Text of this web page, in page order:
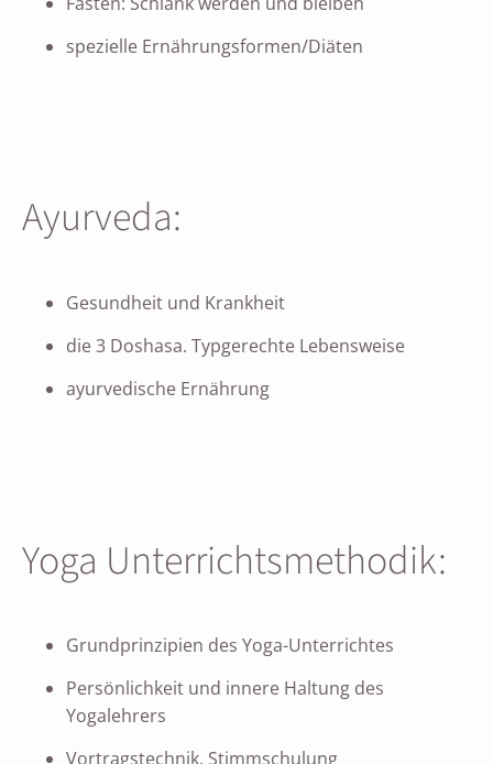
spezielle Ernährungsformen/Diäten
Ayurveda:
Gesundheit und Krankheit
die 3 Doshasa. Typgerechte Lebensweise
ayurvedische Ernährung
Yoga Unterrichtsmethodik:
Grundprinzipien des Yoga-Unterrichtes
Persönlichkeit und innere Haltung des
Yogalehrers
Vortragstechnik, Stimmschulung